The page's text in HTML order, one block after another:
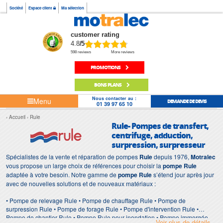
Société Espace client Ma sélection
customer rating
4.8/5
598 reviews More reviews
PROMOTIONS
BONS PLANS
Menu Nous contacter au :
01 39 97 65 10 DEMANDE DE DEVIS
Accueil Rule
Rule- Pompes de transfert,
centrifuge, adduction,
surpression, surpresseur
Spécialistes de la vente et réparation de pompes Ruledepuis 1976, Motralec
vous propose un large choix de références pour choisir la pompe Rule
adaptée à votre besoin. Notre gamme depompe Rules’étend jour après jour
avec de nouvelles solutions et de nouveaux matériaux :
• Pompe de relevage Rule • Pompe de chauffage Rule • Pompe de
surpression Rule • Pompe de forage Rule • Pompe d'intervention Rule •
Pompe de chantier Rule • Pompe Rule pour inondation • Pompe immergée